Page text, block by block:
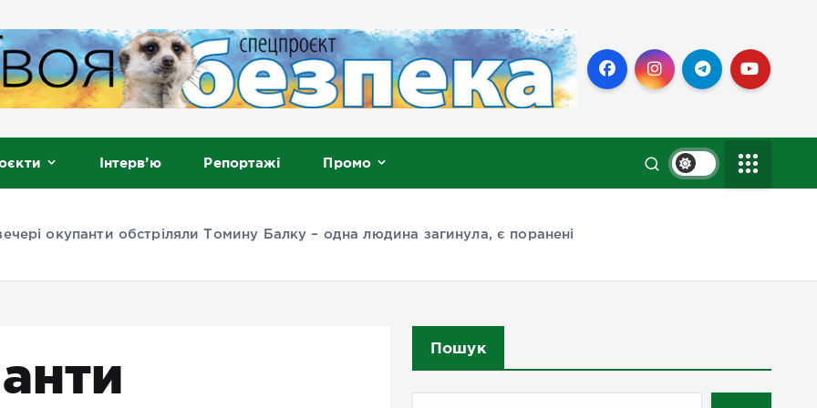
Інтерв’ю Репортажі Промо
окупанти обстріляли Томину Балку – одна людина загинула, є поранені
Пошук